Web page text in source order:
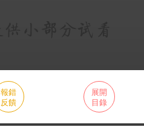
報錯
反饋
展開
目錄